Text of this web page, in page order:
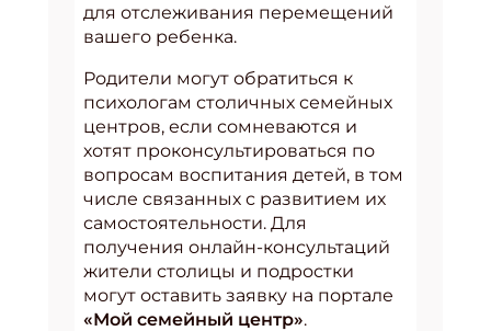
для отслеживания перемещений
вашего ребенка.
Родители могут обратиться к
психологам столичных семейных
центров, если сомневаются и
хотят проконсультироваться по
вопросам воспитания детей, в том
числе связанных с развитием их
самостоятельности. Для
получения онлайн-консультаций
жители столицы и подростки
могут оставить заявку на портале
«Мой семейный центр».